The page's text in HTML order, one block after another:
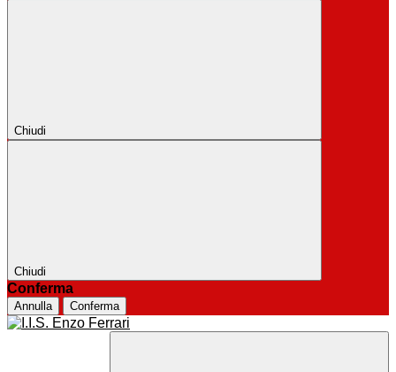
Chiudi
Chiudi
Conferma
Annulla Conferma